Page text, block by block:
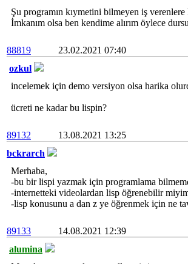
Şu programın kıymetini bilmeyen iş verenlere
İmkanım olsa ben kendime alırım öylece
88819
23.02.2021 07:40
ozkul
incelemek için demo versiyon olsa harika
ücreti ne kadar bu lispin?
89132
13.08.2021 13:25
bckrarch
Merhaba,
-bu bir lispi yazmak için programlama
-internetteki videolardan lisp öğrenebilir
-lisp konusunu a dan z ye öğrenmek için ne
89133
14.08.2021 12:39
alumina